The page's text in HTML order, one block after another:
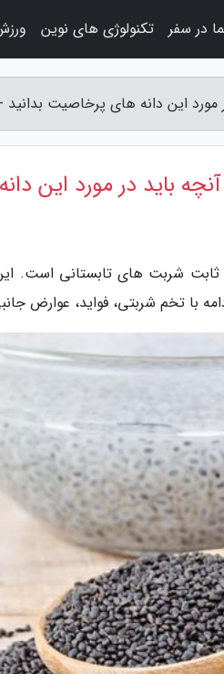
این دانه های پرخاصیت بدانید
باید در مورد این
شربت های تابستانی است.
با تخم شربتی، فواید، عوارض
در سفر تکنولوژی های نوین